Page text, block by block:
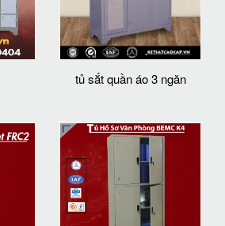
tủ sắt quần áo 3 ngăn